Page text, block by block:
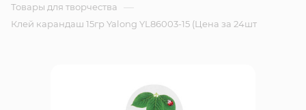
Товары для творчества —
Клей карандаш 15гр Yalong YL86003-15 (Цена за 24шт